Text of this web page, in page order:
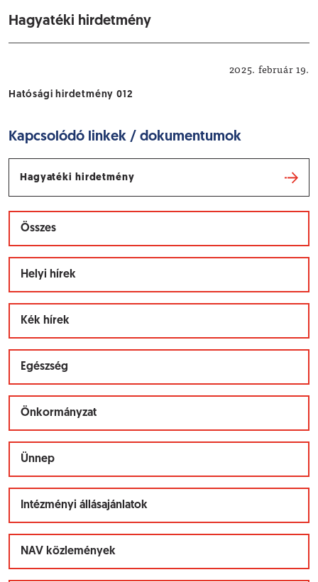
Hagyatéki hirdetmény
2025. február 19.
Hatósági hirdetmény 012
Kapcsolódó linkek / dokumentumok
Hagyatéki hirdetmény
Összes
Helyi hírek
Kék hírek
Egészség
Önkormányzat
Ünnep
Intézményi állásajánlatok
NAV közlemények